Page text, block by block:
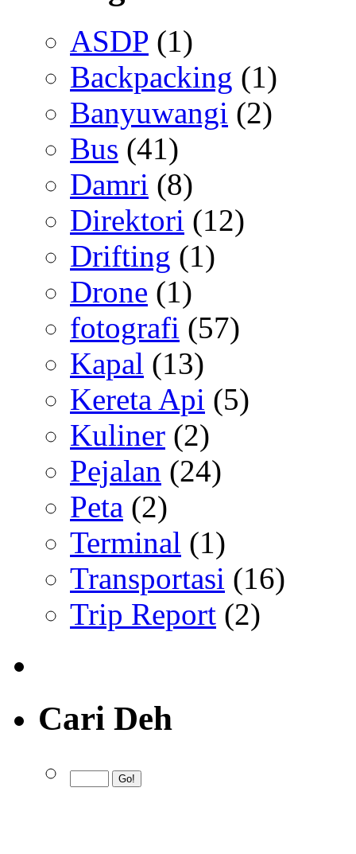
ASDP (1)
Backpacking (1)
Banyuwangi (2)
Bus (41)
Damri (8)
Direktori (12)
Drifting (1)
Drone (1)
fotografi (57)
Kapal (13)
Kereta Api (5)
Kuliner (2)
Pejalan (24)
Peta (2)
Terminal (1)
Transportasi (16)
Trip Report (2)
Cari Deh